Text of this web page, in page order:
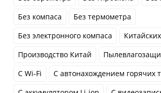
Без компаса
Без термометра
Без электронного компаса
Производство Китай
С Wi-Fi
С автонахождением горячих